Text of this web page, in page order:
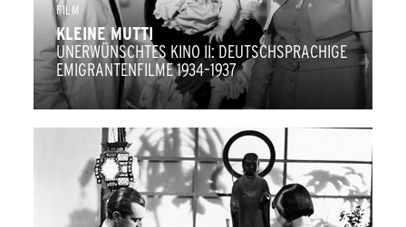
FILM
KLEINE MUTTI
UNERWÜNSCHTES KINO II: DEUTSCHSPRACHIGE
EMIGRANTENFILME 1934–1937